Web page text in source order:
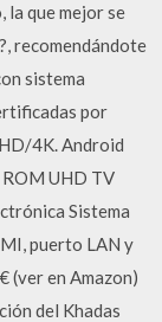
la que mejor se
recomendándote
sistema
por
4K. Android
UHD TV
Sistema
puerto LAN y
(ver en Amazon)
del Khadas